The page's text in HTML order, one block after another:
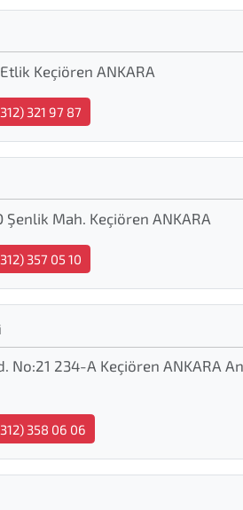
Keçiören ANKARA
321 97 87
Şenlik Mah. Keçiören ANKARA
357 05 10
No:21 234-A Keçiören ANKARA
358 06 06